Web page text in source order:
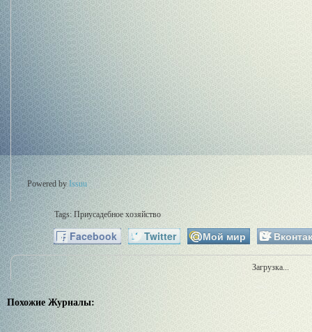
Powered byIssuu
Tags: Приусадебное хозяйство
Facebook Twitter Мой мир
Загрузка...
Похожие Журналы: